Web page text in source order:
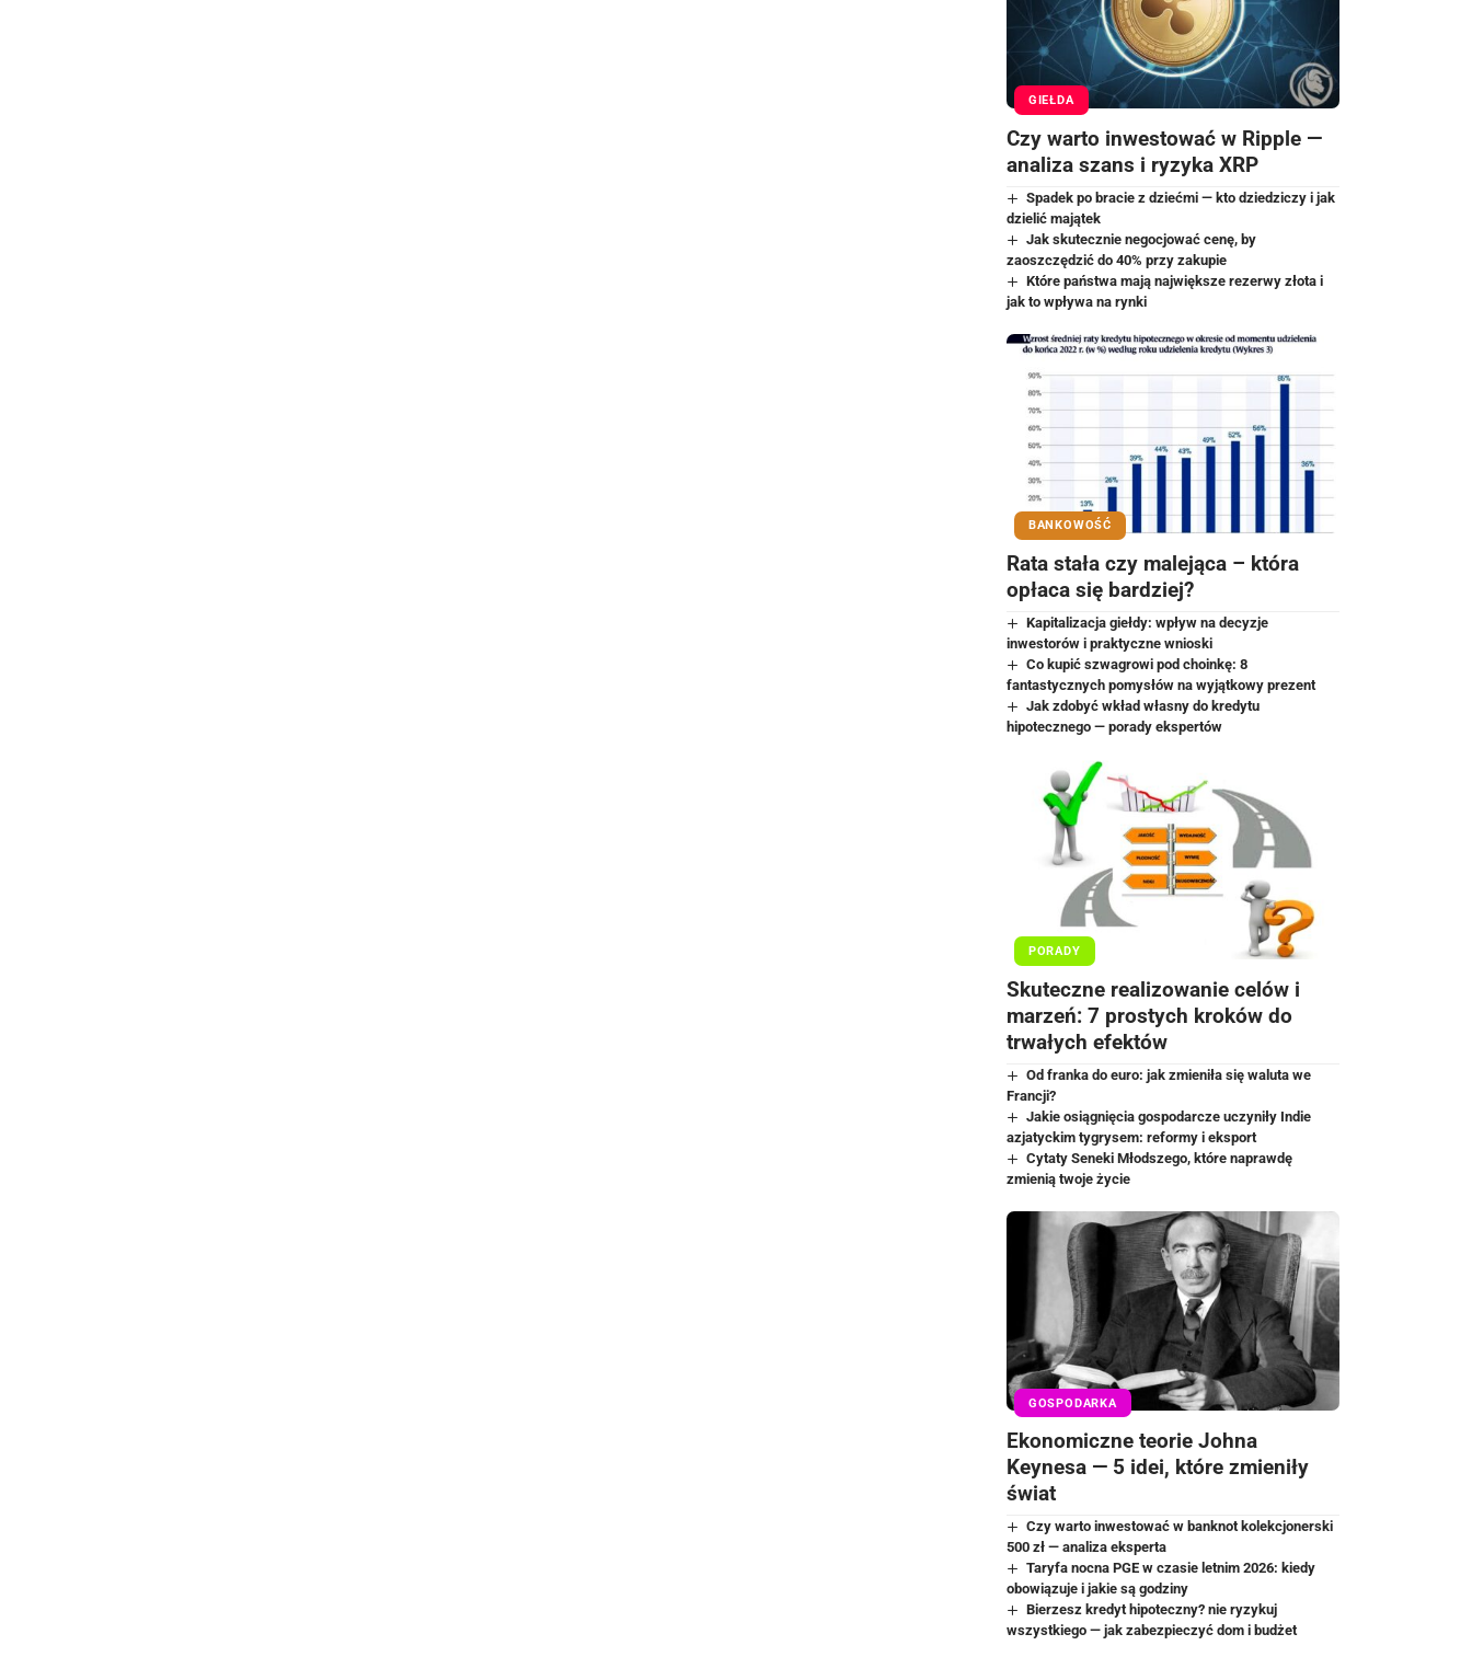
GIEŁDA
Czy warto inwestować w Ripple —
analiza szans i ryzyka XRP
Spadek po bracie z dziećmi — kto dziedziczy i jak
dzielić majątek
Jak skutecznie negocjować cenę, by
zaoszczędzić do 40% przy zakupie
Które państwa mają największe rezerwy złota i
jak to wpływa na rynki
BANKOWOŚĆ
Rata stała czy malejąca – która
opłaca się bardziej?
Kapitalizacja giełdy: wpływ na decyzje
inwestorów i praktyczne wnioski
Co kupić szwagrowi pod choinkę: 8
fantastycznych pomysłów na wyjątkowy prezent
Jak zdobyć wkład własny do kredytu
hipotecznego — porady ekspertów
PORADY
Skuteczne realizowanie celów i
marzeń: 7 prostych kroków do
trwałych efektów
Od franka do euro: jak zmieniła się waluta we
Francji?
Jakie osiągnięcia gospodarcze uczyniły Indie
azjatyckim tygrysem: reformy i eksport
Cytaty Seneki Młodszego, które naprawdę
zmienią twoje życie
GOSPODARKA
Ekonomiczne teorie Johna
Keynesa — 5 idei, które zmieniły
świat
Czy warto inwestować w banknot kolekcjonerski
500 zł — analiza eksperta
Taryfa nocna PGE w czasie letnim 2026: kiedy
obowiązuje i jakie są godziny
Bierzesz kredyt hipoteczny? nie ryzykuj
wszystkiego — jak zabezpieczyć dom i budżet